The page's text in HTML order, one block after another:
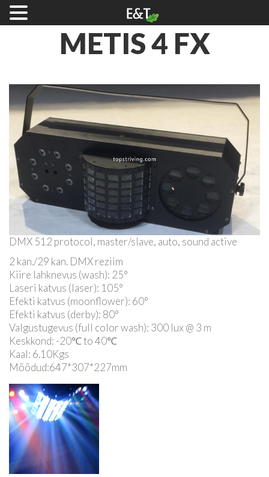
METIS4 FX
DMX 512 protocol, master/slave, auto, sound active
2 kan./29 kan. DMX reziim
Kiire lahknevus (wash): 25°
Laseri katvus (laser): 105°
Efekti katvus (moonflower): 60°
Efekti katvus (derby): 80°
Valgustugevus (full color wash): 300 lux @ 3 m
Keskkond: -20℃ to 40℃
Kaal: 6.10Kgs
Mõõdud:647*307*227mm